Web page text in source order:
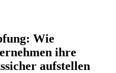
Wie
ihre
aufstellen